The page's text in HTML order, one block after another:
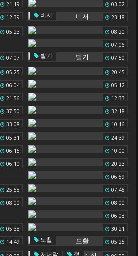
21:19
03:02
12:39
23:18
비서
05:23
08:20
07:06
07:07
07:50
발기
05:25
20:45
06:04
05:12
21:56
12:33
37:50
32:18
33:08
10:16
05:31
24:39
06:15
10:00
06:10
20:23
06:59
25:58
07:45
08:00
08:00
06:08
05:38
30:21
14:49
05:25
도촬
처녀막 ,
첫